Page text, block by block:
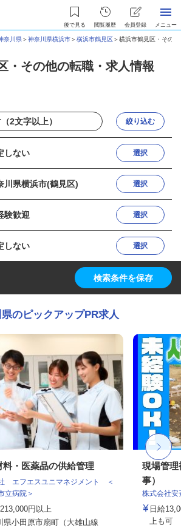
後で見る 閲覧履歴 会員登録 メニュー
奈川県＞神奈川県横浜市＞横浜市鶴見区＞横浜市鶴見区・その
・その他の転職・求人情報
絞り込む
しない 選択
川県横浜市(鶴見区) 選択
験歓迎 選択
しない 選択
検索条件を保存
のピックアップPR求人
料・医薬品の供給管理
エフエスユニマネジメント ＜
立病院＞
円以上
県小田原市扇町（大雄山線
現場管理
事）
株式会社安
日給
上も可